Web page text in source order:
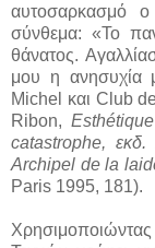
αυτοσαρκασμό
σύνθεμα: «Το
θάνατος.
μου η ανησυχία
Michel και Club
Ribon,
catastrophe, εκδ.
Archipel de la
Paris 1995, 181).